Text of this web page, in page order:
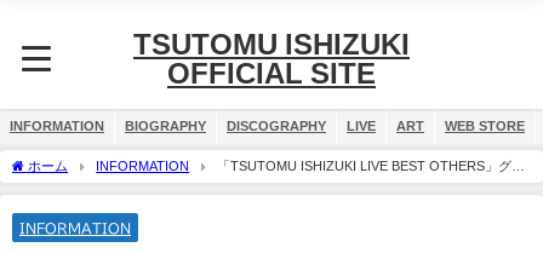
TSUTOMU ISHIZUKI
OFFICIAL SITE
INFORMATION BIOGRAPHY DISCOGRAPHY LIVE ART WEB STORE
ホーム INFORMATION
「TSUTOMU ISHIZUKI LIVE BEST OTHERS」グッ
ズ オフィシャルウェブストアにて販売開始！
INFORMATION